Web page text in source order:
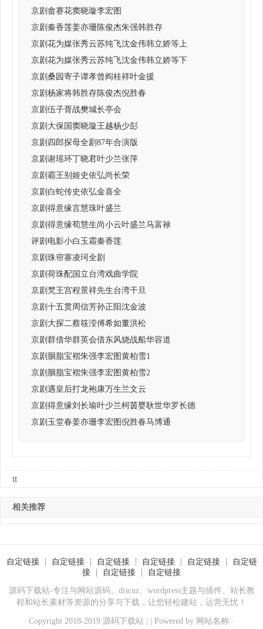
京剧畲赛花窦晓璇李宏图
京剧秦香莲姜亦珊陈俊杰朱强韩胜存
京剧花为媒张秀云苏纯飞沈金伟韩立娇等上
京剧花为媒张秀云苏纯飞沈金伟韩立娇等下
京剧桑园寄子谭孝曾阎桂祥叶金援
京剧杨家将韩胜存陈俊杰倪胜春
京剧伍子胥战樊城长亭会
京剧大保国窦晓璇王越杨少彭
京剧四郎探母全剧87年合演版
京剧谢瑶环丁晓君叶少兰张萍
京剧霸王别姬史依弘尚长荣
京剧白蛇传史依弘金喜全
京剧得意缘言慧珠叶盛兰
京剧得意缘荀慧生尚小云叶盛兰马富禄
评剧电影小白玉霜秦香莲
京剧珠帘寨凌珂全剧
京剧荷珠配国立台湾戏曲学院
京剧梵王宫程景祥先生台湾干旦
京剧十五贯周信芳孙正阳沈金波
京剧大探二蔡筱滢傅希如董洪松
京剧群借华群英会借东风烧战船华容道
京剧胭脂宝褶朱强李宏图黄柏雪1
京剧胭脂宝褶朱强李宏图黄柏雪2
京剧遇皇后打龙袍康万生兰文云
京剧得意缘刘长瑜叶少兰柯茵婴耿世华罗长德
京剧玉堂春姜亦珊李宏图倪胜春马博通
tt
相关推荐
自定链接 自定链接 自定链接 自定链接 自定链接
自定链
接
自定链接 自定链接
源码下载站-专注与网站源码、discuz、wordpress主题与插件、站长教
程和站长素材等资源的分享与下载，让您轻松建站，运营无忧！
Copyright 2018-2019 源码下载站 | | Powered by 网站名称 ·